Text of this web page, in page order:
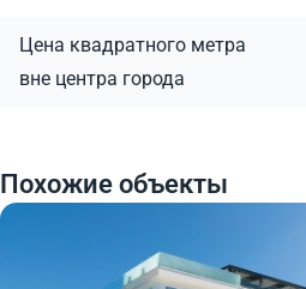
Цена квадратного метра
вне центра города
Похожие объекты